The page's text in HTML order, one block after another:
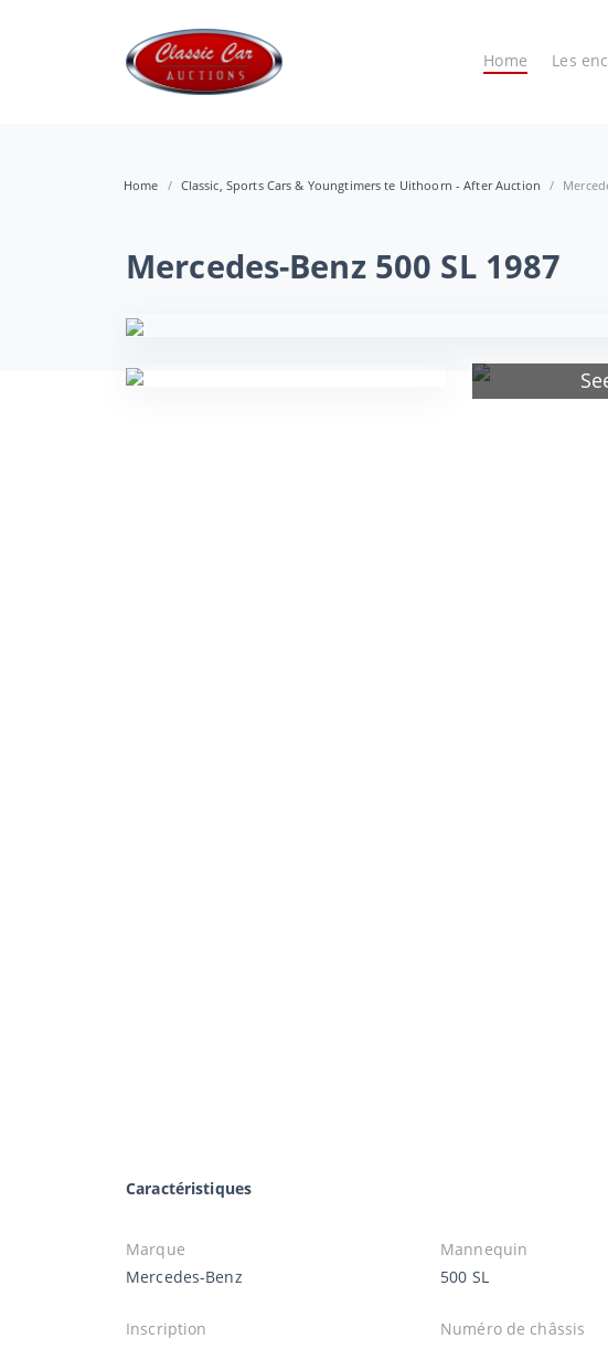
Home Les
Home Classic, Sports Cars & Youngtimers te Uithoorn - After Auction
Mercedes-Benz 500 SL 1987
Caractéristiques
Marque
Mercedes-Benz
Mannequin
500 SL
Inscription
Numéro de châssis